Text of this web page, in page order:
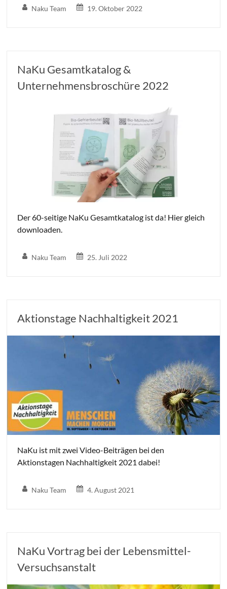
Naku Team 19. Oktober 2022
NaKu Gesamtkatalog &
Unternehmensbroschüre 2022
Der 60-seitige NaKu Gesamtkatalog ist da! Hier gleich
downloaden.
Naku Team 25. Juli 2022
Aktionstage Nachhaltigkeit 2021
NaKu ist mit zwei Video-Beiträgen bei den
Aktionstagen Nachhaltigkeit 2021 dabei!
Naku Team 4. August 2021
NaKu Vortrag bei der Lebensmittel-
Versuchsanstalt